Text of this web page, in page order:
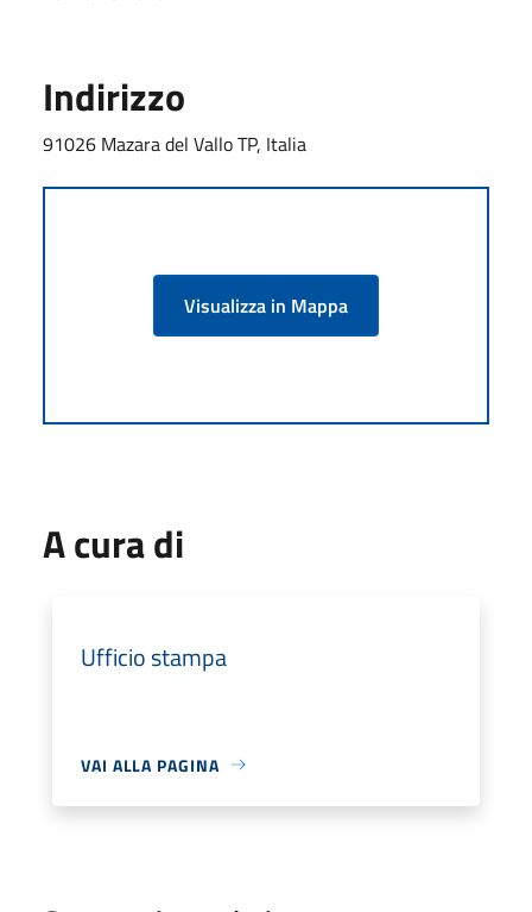
Indirizzo
91026 Mazara del Vallo TP, Italia
Visualizza in Mappa
A cura di
Ufficio stampa
VAI ALLA PAGINA